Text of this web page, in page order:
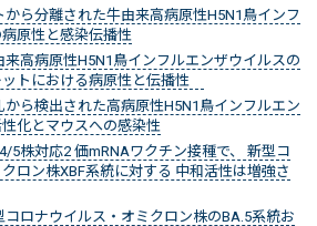
から分離された牛由来高病原性H5N1鳥インフ
原性と感染伝播性
来高病原性H5N1鳥インフルエンザウイルスの
トにおける病原性と伝播性
から検出された高病原性H5N1鳥インフルエン
化とマウスへの感染性
5株対応2 価mRNAワクチン接種で、 新型コ
ロン株XBF系統に対する 中和活性は増強さ
コロナウイルス・オミクロン株のBA.5系統お